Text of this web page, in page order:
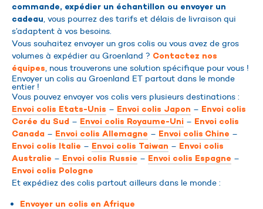
commande, expédier un échantillon ou envoyer un
cadeau, vous pourrez des tarifs et délais de livraison qui
s’adaptent à vos besoins.
Vous souhaitez envoyer un gros colis ou vous avez de gros
volumes à expédier au Groenland ? Contactez nos
équipes, nous trouverons une solution spécifique pour vous !
Envoyer un colis au Groenland ET partout dans le monde
entier !
Vous pouvez envoyer vos colis vers plusieurs destinations :
Envoi colis Etats-Unis – Envoi colis Japon – Envoi colis
Corée du Sud – Envoi colis Royaume-Uni – Envoi colis
Canada – Envoi colis Allemagne – Envoi colis Chine –
Envoi colis Italie – Envoi colis Taiwan – Envoi colis
Australie – Envoi colis Russie – Envoi colis Espagne –
Envoi colis Pologne
Et expédiez des colis partout ailleurs dans le monde :
Envoyer un colis en Afrique